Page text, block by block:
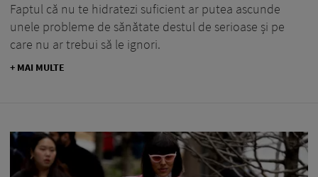
Faptul că nu te hidratezi suficient ar putea ascunde
unele probleme de sănătate destul de serioase și pe
care nu ar trebui să le ignori.
+ MAI MULTE